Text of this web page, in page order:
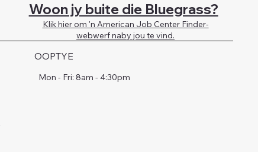
Woon jy buite die Bluegrass?
Klik hier om 'n American Job Center Finder-
webwerf naby jou te vind.
OOPTYE
Mon - Fri: 8am - 4:30pm